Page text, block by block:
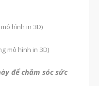
datasheet vật liệu in 3D
hạt mài chi tiết in 3D
hình in 3D)
mô hình in 3D)
để chăm sóc sức